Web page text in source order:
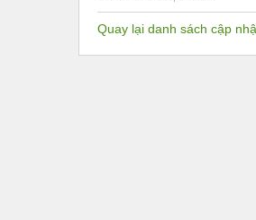
Quay lại danh sách cập